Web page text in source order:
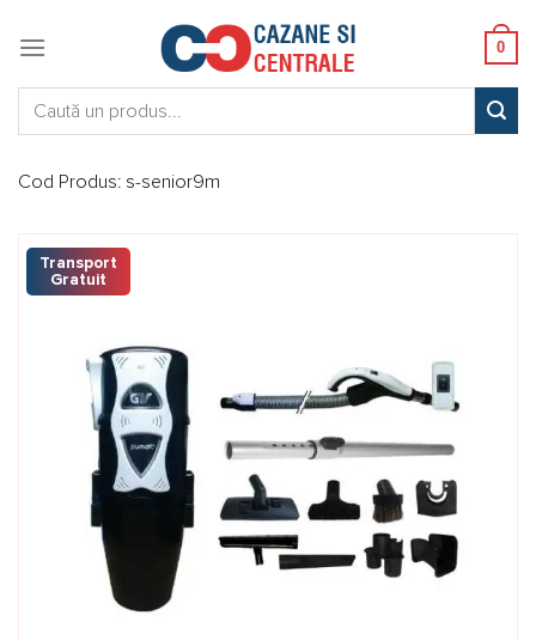
0
Cod Produs: s-senior9m
Transport
Gratuit